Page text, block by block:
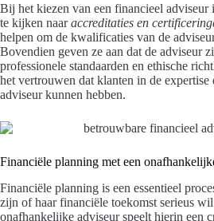
Bij het kiezen van een financieel adviseur
te kijken naaraccreditaties en
helpen om de kwalificaties van de
Bovendien geven ze aan dat de adviseur
professionele standaarden en ethische
het vertrouwen dat klanten in de expertise
adviseur kunnen hebben.
Financiële planning met een
Financiële planning is een essentieel
zijn of haar financiële toekomst serieus
onafhankelijke adviseur speelt hierin een